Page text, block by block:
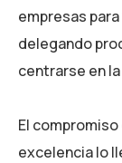
empresas
delegando
centrarse en
El compromiso
excelencia lo